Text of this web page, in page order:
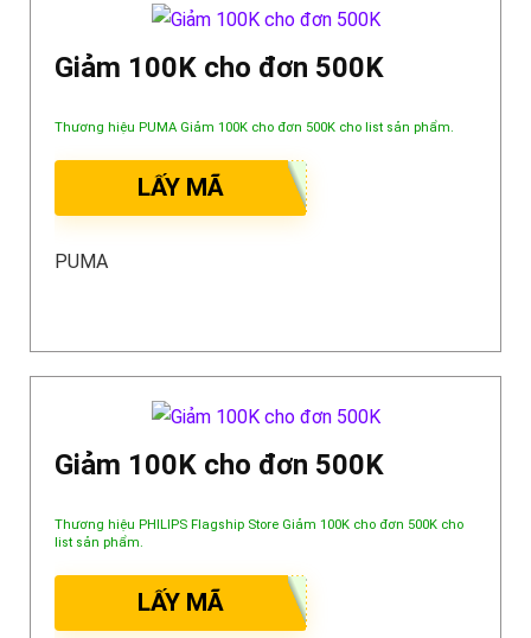
Giảm 100K cho đơn 500K
Thương hiệu PUMA Giảm 100K cho đơn 500K cho list sản phẩm.
LẤY MÃ
PUMA
Giảm 100K cho đơn 500K
Thương hiệu PHILIPS Flagship Store Giảm 100K cho đơn 500K cho
list sản phẩm.
LẤY MÃ